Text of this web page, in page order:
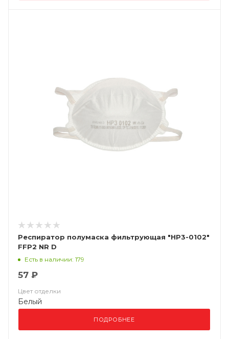
Респиратор полумаска фильтрующая "НР3-0102"
FFP2 NR D
Есть в наличии: 179
57 ₽
Цвет отделки
Белый
ПОДРОБНЕЕ